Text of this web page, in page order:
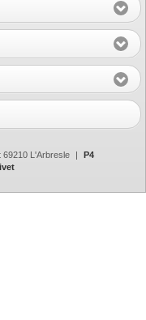
69210 L'Arbresle |
P4